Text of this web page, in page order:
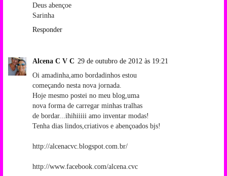
Deus abençoe
Sarinha
Responder
Alcena C V C 29 de outubro de 2012 às 19:21
Oi amadinha,amo bordadinhos estou
começando nesta nova jornada.
Hoje mesmo postei no meu blog,uma
nova forma de carregar minhas tralhas
de bordar...ihihiiiii amo inventar modas!
Tenha dias lindos,criativos e abençoados bjs!
http://alcenacvc.blogspot.com.br/
http://www.facebook.com/alcena.cvc